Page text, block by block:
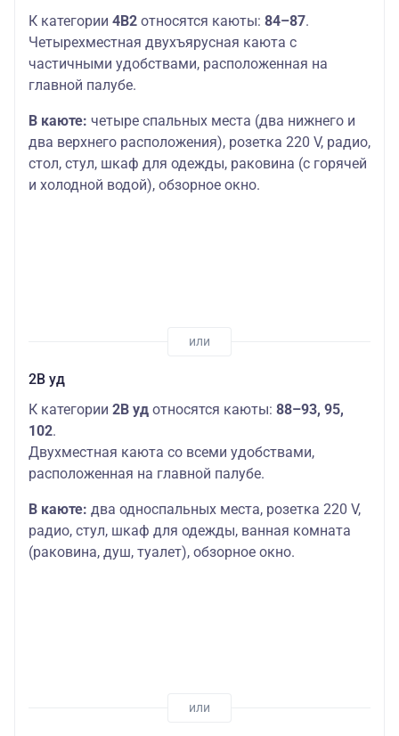
К категории 4В2 относятся каюты: 84–87.
Четырехместная двухъярусная каюта с
частичными удобствами, расположенная на
главной палубе.
В каюте: четыре спальных места (два нижнего и
два верхнего расположения), розетка 220 V, радио,
стол, стул, шкаф для одежды, раковина (с горячей
и холодной водой), обзорное окно.
2В уд
К категории 2В уд относятся каюты: 88–93, 95,
102.
Двухместная каюта со всеми удобствами,
расположенная на главной палубе.
В каюте: два односпальных места, розетка 220 V,
радио, стул, шкаф для одежды, ванная комната
(раковина, душ, туалет), обзорное окно.